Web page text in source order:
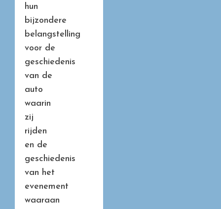
hun
bijzondere
belangstelling
voor de
geschiedenis
van de
auto
waarin
zij
rijden
en de
geschiedenis
van het
evenement
waaraan